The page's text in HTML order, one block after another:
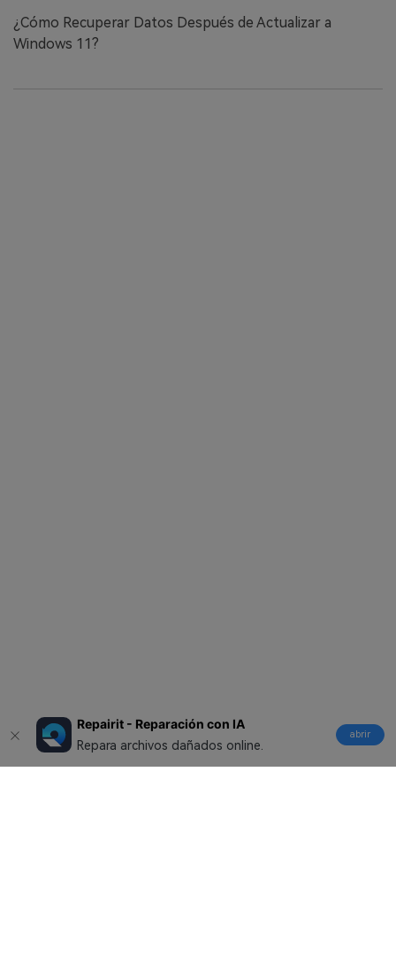
Repairit - Reparación con IA
Repara archivos dañados online.
abrir
¿Cómo Recuperar Datos Después de Actualizar a
Windows 11?